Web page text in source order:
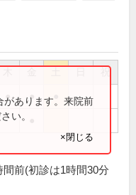
祝
● ●
があります。来院前
い。
×閉じる
前(初診は1時間30分